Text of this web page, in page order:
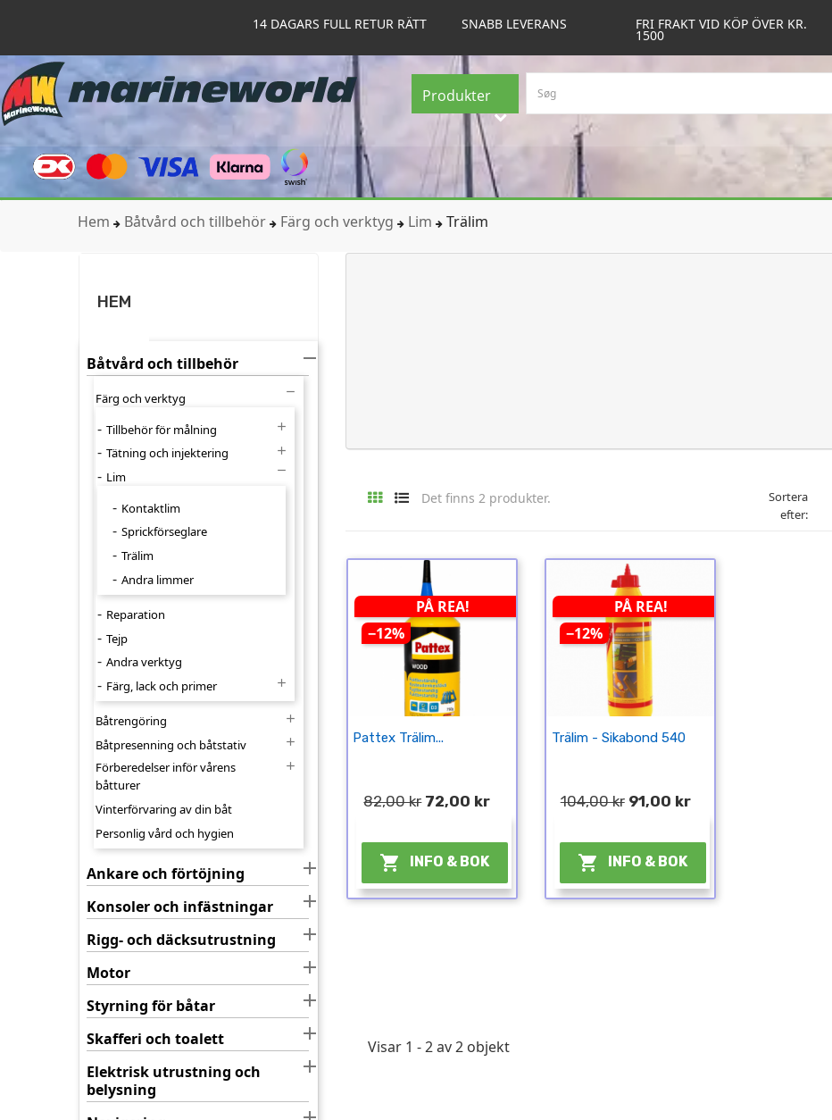
14 DAGARS FULL RETUR RÄTT SNABB LEVERANS FRI FRAKT VID KÖP ÖVER KR.
1500
Produkter
Hem Båtvård och tillbehör Färg och verktyg Lim Trälim
HEM
Båtvård och tillbehör 
Färg och verktyg 
Tillbehör för målning 
Tätning och injektering 
Lim 
Kontaktlim
Sprickförseglare
Trälim
Andra limmer
Reparation
Tejp
Andra verktyg
Färg, lack och primer

Båtrengöring 
Båtpresenning och båtstativ 
Förberedelser inför vårens
båtturer

Vinterförvaring av din båt
Personlig vård och hygien
Ankare och förtöjning 
Konsoler och infästningar 
Rigg- och däcksutrustning 
Motor 
Styrning för båtar 
Skafferi och toalett 
Elektrisk utrustning och
belysning

Det finns 2 produkter.
Sortera
efter:
PÅ REA!
−12%
Pattex Trälim...
82,00 kr 72,00 kr
 INFO & BOK
PÅ REA!
−12%
Trälim - Sikabond 540
104,00 kr 91,00 kr
 INFO & BOK
Visar 1 - 2 av 2 objekt